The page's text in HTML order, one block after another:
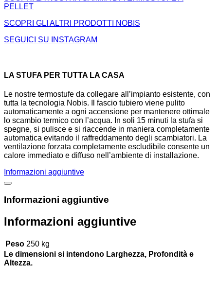
PELLET
SCOPRI GLI ALTRI PRODOTTI NOBIS
SEGUICI SU INSTAGRAM
LA STUFA PER TUTTA LA CASA
Le nostre termostufe da collegare all’impianto esistente, con
tutta la tecnologia Nobis. Il fascio tubiero viene pulito
automaticamente a ogni accensione per mantenere ottimale
lo scambio termico con l’acqua. In soli 15 minuti la stufa si
spegne, si pulisce e si riaccende in maniera completamente
automatica evitando il raffreddamento degli scambiatori. La
ventilazione forzata completamente escludibile consente un
calore immediato e diffuso nell’ambiente di installazione.
Informazioni aggiuntive
Informazioni aggiuntive
Informazioni aggiuntive
Peso 250 kg
Le dimensioni si intendono Larghezza, Profondità e
Altezza.